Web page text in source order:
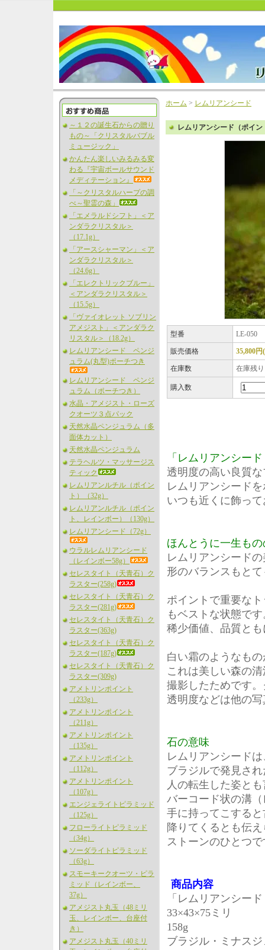
～１２の誕生石からの贈り
もの～「クリスタルバブル
ミュージック」
かんたん楽しいみるみる変
わる『宇宙ボールサウンド
メディテーション』
「～クリスタルハープの調
べ～聖霊の森」
「エメラルドシフト」＜ア
ンダラクリスタル＞
（17.1g）
「アースシャーマン」＜ア
ンダラクリスタル＞
（24.6g）
「エレクトリックブルー」
＜アンダラクリスタル＞
（15.5g）
「ヴァイオレット ソブリン
アメジスト」＜アンダラク
リスタル＞（18.2g）
レムリアンシード ペンジ
ュラム(丸型)ポーチつき
レムリアンシード ペンジ
ュラム（ポーチつき）
水晶・アメジスト・ローズ
クオーツ３点パック
天然水晶ペンジュラム（多
面体カット）
天然水晶ペンジュラム
テラヘルツ・マッサージス
ティック
レムリアンルチル（ポイン
ト）（32g）
レムリアンルチル（ポイン
ト、レインボー）（130g）
レムリアンシード（72g）
ウラルレムリアンシード
（レインボー58g）
セレスタイト（天青石）ク
ラスター(258g)
セレスタイト（天青石）ク
ラスター(281g)
セレスタイト（天青石）ク
ラスター(363g)
セレスタイト（天青石）ク
ラスター(187g)
セレスタイト（天青石）ク
ラスター(309g)
アメトリンポイント
（233g）
アメトリンポイント
（211g）
アメトリンポイント
（135g）
アメトリンポイント
（112g）
アメトリンポイント
（107g）
エンジェライトピラミッド
（125g）
フローライトピラミッド
（34g）
ソーダライトピラミッド
（63g）
スモーキークオーツ・ピラ
ミッド（レインボー、
37g）
アメジスト丸玉（48ミリ
玉、レインボー、台座付
き）
アメジスト丸玉（40ミリ
ホーム > レムリアンシード
レムリアンシード（ポイン
型番 LE-050
販売価格 35,800円
在庫数 在庫残
購入数
「レムリアンシー
透明度の高い良質
レムリアンシード
いつも近くに飾っ
ほんとうに一生も
レムリアンシード
形のバランスもと
ポイントで重要な
もベストな状態です
稀少価値、品質と
白い霜のようなも
これは美しい森の
撮影したためです
透明度などは他の
石の意味
レムリアンシード
ブラジルで発見さ
人の転生した姿と
バーコード状の溝
手に持ってこする
降りてくるとも伝
ストーンのひとつで
商品内容
「レムリアンシー
33×43×75ミリ
158g
ブラジル・ミナス